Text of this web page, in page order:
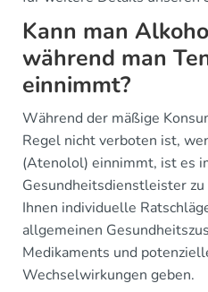
Kann man
während man
einnimmt?
Während der mäßige
Regel nicht verboten ist,
(Atenolol) einnimmt, ist es
Gesundheitsdienstleister
Ihnen individuelle
allgemeinen
Medikaments und
Wechselwirkungen geben.